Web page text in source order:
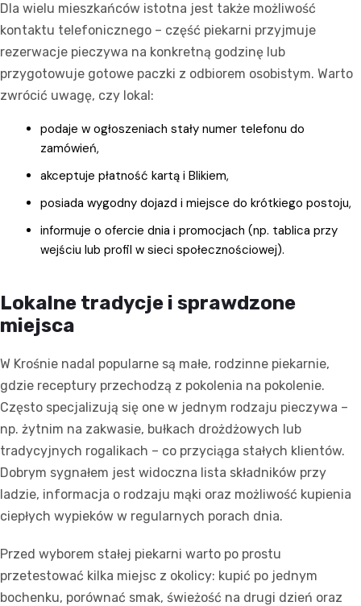
Dla wielu mieszkańców istotna jest także możliwość
kontaktu telefonicznego – część piekarni przyjmuje
rezerwacje pieczywa na konkretną godzinę lub
przygotowuje gotowe paczki z odbiorem osobistym. Warto
zwrócić uwagę, czy lokal:
podaje w ogłoszeniach stały numer telefonu do
zamówień,
akceptuje płatność kartą i Blikiem,
posiada wygodny dojazd i miejsce do krótkiego postoju,
informuje o ofercie dnia i promocjach (np. tablica przy
wejściu lub profil w sieci społecznościowej).
Lokalne tradycje i sprawdzone
miejsca
W Krośnie nadal popularne są małe, rodzinne piekarnie,
gdzie receptury przechodzą z pokolenia na pokolenie.
Często specjalizują się one w jednym rodzaju pieczywa –
np. żytnim na zakwasie, bułkach drożdżowych lub
tradycyjnych rogalikach – co przyciąga stałych klientów.
Dobrym sygnałem jest widoczna lista składników przy
ladzie, informacja o rodzaju mąki oraz możliwość kupienia
ciepłych wypieków w regularnych porach dnia.
Przed wyborem stałej piekarni warto po prostu
przetestować kilka miejsc z okolicy: kupić po jednym
bochenku, porównać smak, świeżość na drugi dzień oraz